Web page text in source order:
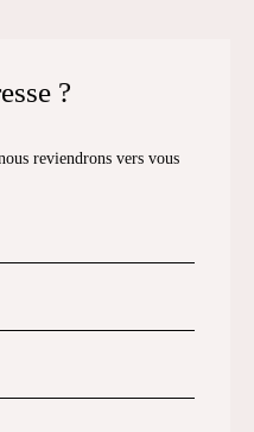
?
reviendrons vers vous